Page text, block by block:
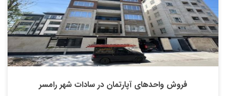
فروش واحدهای آپارتمان در سادات شهر رامسر